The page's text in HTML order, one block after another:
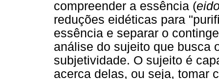
compreender a essência (
reduções eidéticas para
essência e separar o
análise do sujeito que busca
subjetividade. O sujeito é
acerca delas, ou seja, tomar